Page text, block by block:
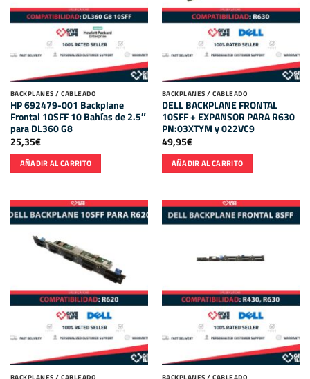
BACKPLANES / CABLEADO
HP 692479-001 Backplane
Frontal 10SFF 10 Bahías de 2.5″
para DL360 G8
25,35€
AÑADIR AL CARRITO
BACKPLANES / CABLEADO
DELL BACKPLANE FRONTAL
10SFF + EXPANSOR PARA R630
PN:03XTYM y 022VC9
49,95€
AÑADIR AL CARRITO